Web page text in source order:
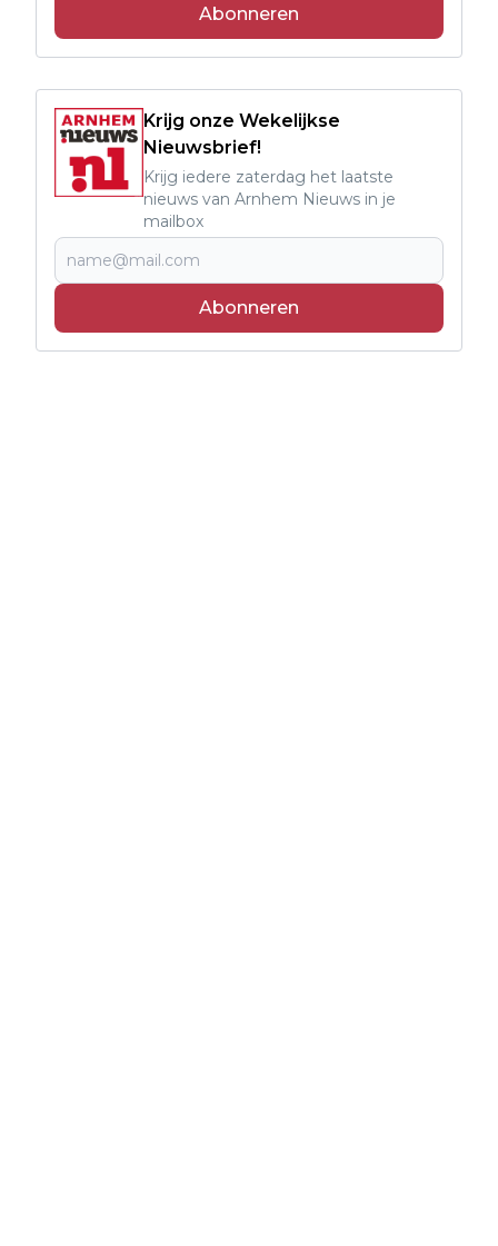
Abonneren
Krijg onze Wekelijkse
Nieuwsbrief!
Krijg iedere zaterdag het laatste
nieuws van Arnhem Nieuws in je
mailbox
Abonneren